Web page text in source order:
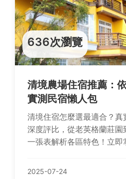
636次瀏覽
清境農場住宿推薦：
實測民宿懶人包
清境住宿怎麼選最適合？真
深度評比，從老英格蘭莊園
一張表解析各區特色！立
宿，解決你的選擇困難！
2025-07-24